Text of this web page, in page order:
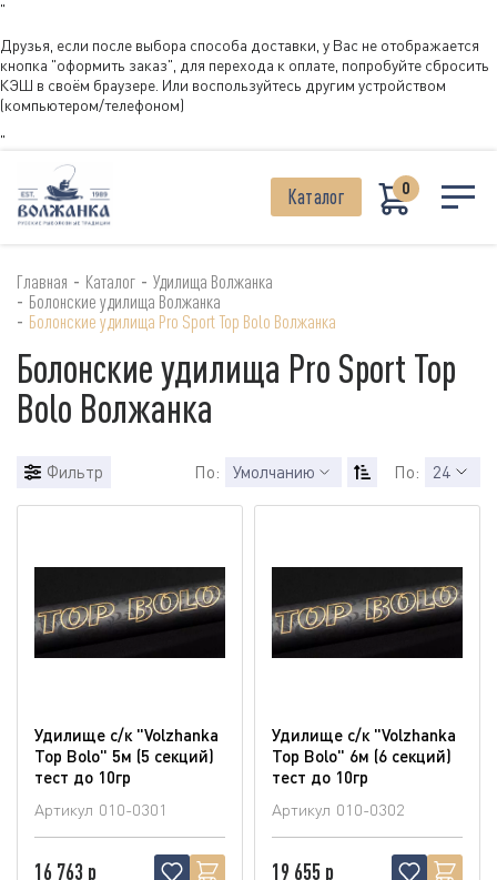
"
Друзья, если после выбора способа доставки, у Вас не отображается
кнопка "оформить заказ", для перехода к оплате, попробуйте сбросить
КЭШ в своём браузере. Или воспользуйтесь другим устройством
(компьютером/телефоном)
"
Каталог 0
Главная - Каталог - Удилища Волжанка
- Болонские удилища Волжанка
- Болонские удилища Pro Sport Top Bolo Волжанка
Болонские удилища Pro Sport Top
Bolo Волжанка
Фильтр По: Умолчанию По: 24
Удилище с/к "Volzhanka
Top Bolo" 5м (5 секций)
тест до 10гр
Артикул 010-0301
16 763 р
Удилище с/к "Volzhanka
Top Bolo" 6м (6 секций)
тест до 10гр
Артикул 010-0302
19 655 р